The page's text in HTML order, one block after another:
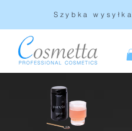
Szybka wysyłka